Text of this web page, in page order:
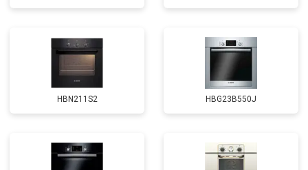
HBN211S2 HBG23B550J